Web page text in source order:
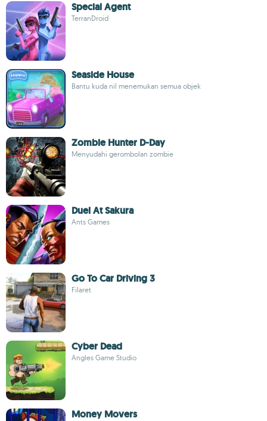
Special Agent
TerranDroid
Seaside House
Bantu kuda nil menemukan semua objek
Zombie Hunter D-Day
Menyudahi gerombolan zombie
Duel At Sakura
Ants Games
Go To Car Driving 3
Filaret
Cyber Dead
Angles Game Studio
Money Movers